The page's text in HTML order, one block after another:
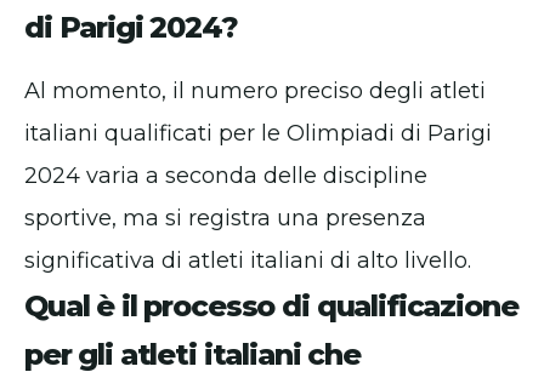
di Parigi 2024?
Al momento, il numero preciso degli atleti
italiani qualificati per le Olimpiadi di Parigi
2024 varia a seconda delle discipline
sportive, ma si registra una presenza
significativa di atleti italiani di alto livello.
Qual è il processo di qualificazione
per gli atleti italiani che